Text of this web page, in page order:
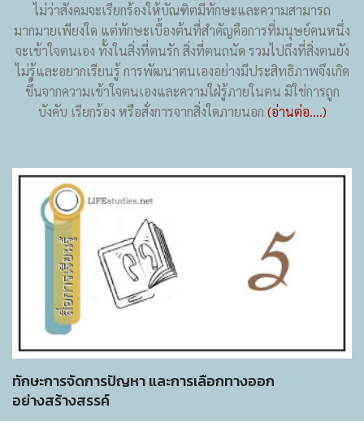
ไม่ว่าสังคมจะเรียกร้องให้บัณฑิตมีทักษะและความสามารถ
มากมายเพียงใด แต่ทักษะเบื้องต้นที่สำคัญคือการที่มนุษย์คนหนึ่ง
จะเข้าใจตนเอง ทั้งในสิ่งที่ตนรัก สิ่งที่ตนถนัด รวมไปถึงที่สิ่งตนยัง
ไม่รู้และอยากเรียนรู้ การพัฒนาตนเองอย่างมีประสิทธิภาพจึงเกิด
ขึ้นจากความเข้าใจตนเองและความใฝ่รู้ภายในตน มิใช่การถูก
บังคับ เรียกร้อง หรือสั่งการจากสิ่งใดภายนอก (อ่านต่อ....)
ทักษะการจัดการปัญหา และการเลือกทางออก
อย่างสร้างสรรค์